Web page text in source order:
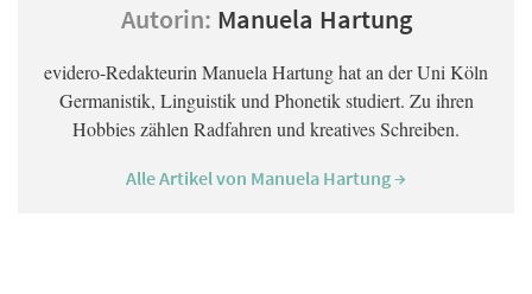
Autorin: Manuela Hartung
evidero-Redakteurin Manuela Hartung hat an der Uni Köln
Germanistik, Linguistik und Phonetik studiert. Zu ihren
Hobbies zählen Radfahren und kreatives Schreiben.
Alle Artikel von Manuela Hartung →